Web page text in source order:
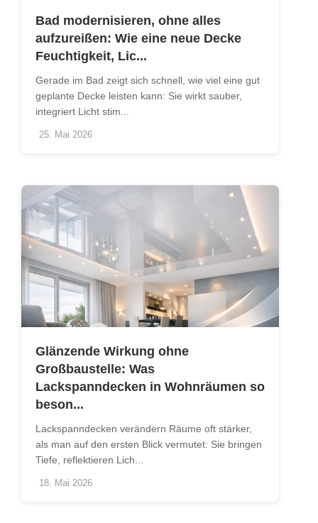
Bad modernisieren, ohne alles
aufzureißen: Wie eine neue Decke
Feuchtigkeit, Lic...
Gerade im Bad zeigt sich schnell, wie viel eine gut
geplante Decke leisten kann: Sie wirkt sauber,
integriert Licht stim...
25. Mai 2026
Glänzende Wirkung ohne
Großbaustelle: Was
Lackspanndecken in Wohnräumen so
beson...
Lackspanndecken verändern Räume oft stärker,
als man auf den ersten Blick vermutet: Sie bringen
Tiefe, reflektieren Lich...
18. Mai 2026